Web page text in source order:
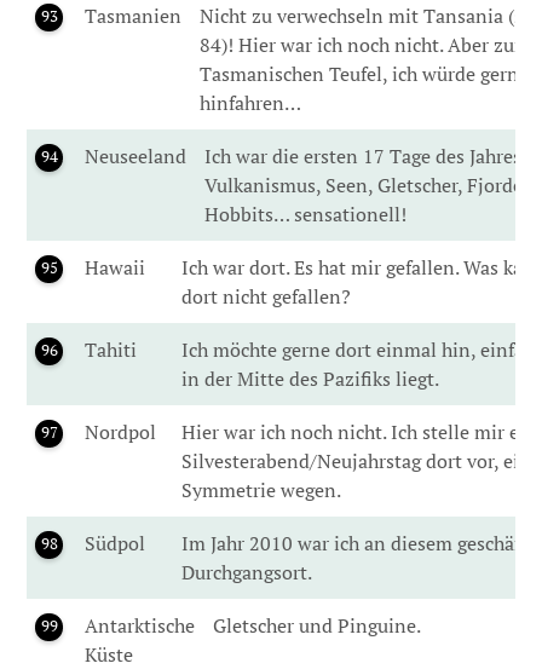
93 Tasmanien
Nicht zu verwechseln mit Tansania
84)! Hier war ich noch nicht. Aber zum
Tasmanischen Teufel, ich würde gerne
hinfahren…
94 Neuseeland
Ich war die ersten 17 Tage des Jahres
Vulkanismus, Seen, Gletscher, Fjorde,
Hobbits… sensationell!
95 Hawaii
Ich war dort. Es hat mir gefallen. Was
dort nicht gefallen?
96 Tahiti
Ich möchte gerne dort einmal hin,
in der Mitte des Pazifiks liegt.
97 Nordpol
Hier war ich noch nicht. Ich stelle mir
Silvesterabend/Neujahrstag dort vor,
Symmetrie wegen.
98 Südpol
Im Jahr 2010 war ich an diesem
Durchgangsort.
99
Antarktische
Küste
Gletscher und Pinguine.